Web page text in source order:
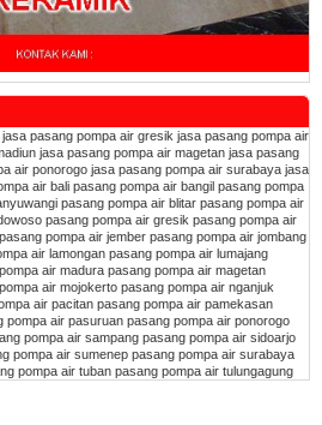
jasa pasang pompa air gresik jasa pasang pompa air
jasa pasang pompa air magetan jasa pasang
air ponorogo jasa pasang pompa air surabaya jasa
air bali pasang pompa air bangil pasang pompa
pasang pompa air blitar pasang pompa air
pasang pompa air gresik pasang pompa air
pasang pompa air jember pasang pompa air jombang
air lamongan pasang pompa air lumajang
air madura pasang pompa air magetan
air mojokerto pasang pompa air nganjuk
air pacitan pasang pompa air pamekasan
pompa air pasuruan pasang pompa air ponorogo
pompa air sampang pasang pompa air sidoarjo
pompa air sumenep pasang pompa air surabaya
pompa air tuban pasang pompa air tulungagung